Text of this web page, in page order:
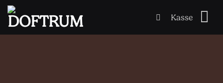
Skip
content
Kasse